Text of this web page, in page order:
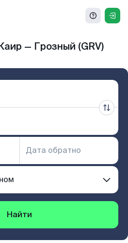
— Грозный (GRV)
Найти